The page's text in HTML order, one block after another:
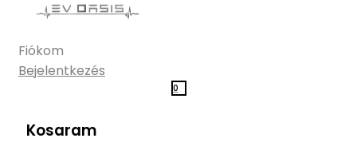
Fiókom
Bejelentkezés
0
Kosaram